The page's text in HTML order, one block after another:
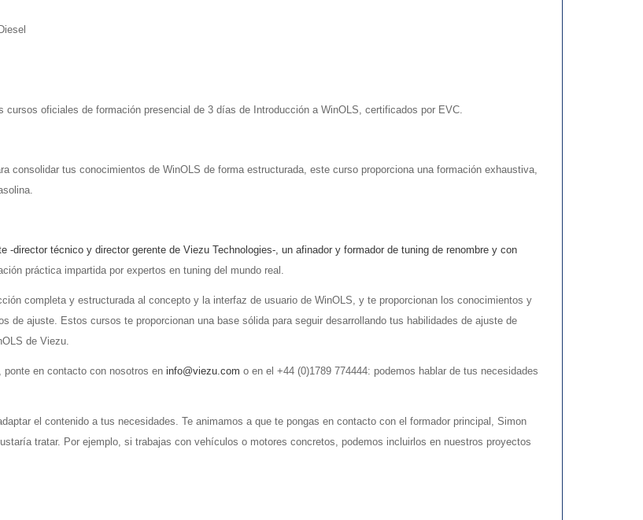
oficiales de formación presencial de 3 días de Introducción a WinOLS, certificados por EVC.
consolidar tus conocimientos de WinOLS de forma estructurada, este curso proporciona una formación exhaustiva,
-director técnico y director gerente de Viezu Technologies-, un afinador y formador de tuning de renombre y con
práctica impartida por expertos en tuning del mundo real.
completa y estructurada al concepto y la interfaz de usuario de WinOLS, y te proporcionan los conocimientos y
de ajuste. Estos cursos te proporcionan una base sólida para seguir desarrollando tus habilidades de ajuste de
de Viezu.
en contacto con nosotros en info@viezu.com o en el +44 (0)1789 774444: podemos hablar de tus necesidades
el contenido a tus necesidades. Te animamos a que te pongas en contacto con el formador principal, Simon
tratar. Por ejemplo, si trabajas con vehículos o motores concretos, podemos incluirlos en nuestros proyectos